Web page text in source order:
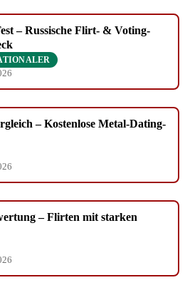
– Russische Flirt- & Voting-
– Kostenlose Metal-Dating-
– Flirten mit starken